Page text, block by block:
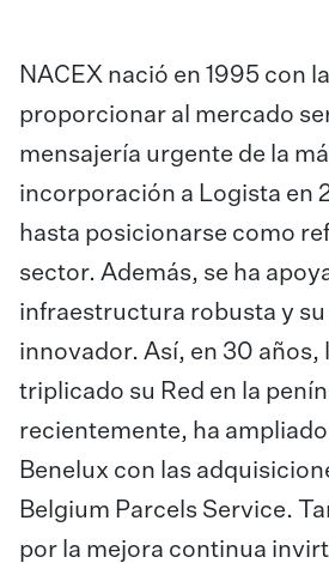
NACEX nació en 1995 con
proporcionar al mercado
mensajería urgente de la
incorporación a Logista en
hasta posicionarse como
sector. Además, se ha
infraestructura robusta y
innovador. Así, en 30 años,
triplicado su Red en la
recientemente, ha ampliado
Benelux con las
Belgium Parcels Service.
por la mejora continua